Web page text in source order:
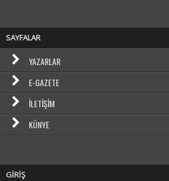
SAYFALAR
YAZARLAR
E-GAZETE
İLETIŞIM
KÜNYE
GİRİŞ